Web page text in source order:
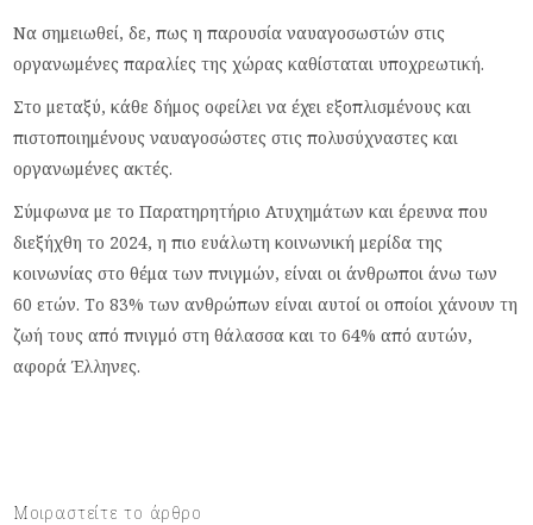
Να σημειωθεί, δε, πως η παρουσία ναυαγοσωστών στις
οργανωμένες παραλίες της χώρας καθίσταται υποχρεωτική.
Στο μεταξύ, κάθε δήμος οφείλει να έχει εξοπλισμένους και
πιστοποιημένους ναυαγοσώστες στις πολυσύχναστες και
οργανωμένες ακτές.
Σύμφωνα με το Παρατηρητήριο Ατυχημάτων και έρευνα που
διεξήχθη το 2024, η πιο ευάλωτη κοινωνική μερίδα της
κοινωνίας στο θέμα των πνιγμών, είναι οι άνθρωποι άνω των
60 ετών. Το 83% των ανθρώπων είναι αυτοί οι οποίοι χάνουν τη
ζωή τους από πνιγμό στη θάλασσα και το 64% από αυτών,
αφορά Έλληνες.
Μοιραστείτε το άρθρο